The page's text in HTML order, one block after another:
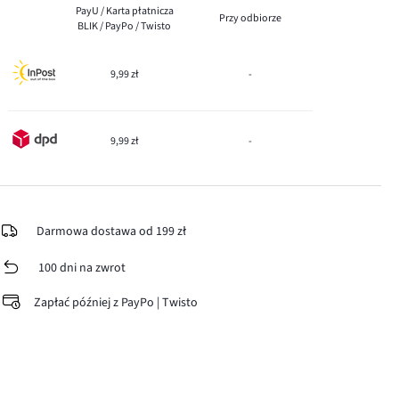
PayU / Karta płatnicza
BLIK / PayPo / Twisto
Przy odbiorze
9,99 zł -
9,99 zł -
Darmowa dostawa od 199 zł
100 dni na zwrot
Zapłać później z PayPo | Twisto